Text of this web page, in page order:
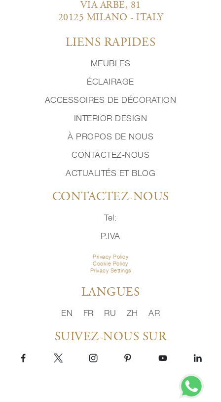
VIA ARBE, 81
20125 MILANO - ITALY
LIENS RAPIDES
MEUBLES
ÉCLAIRAGE
ACCESSOIRES DE DÉCORATION
INTERIOR DESIGN
À PROPOS DE NOUS
CONTACTEZ-NOUS
ACTUALITÉS ET BLOG
CONTACTEZ-NOUS
Tel:
P.IVA
Privacy Policy
Cookie Policy
Privacy Settings
LANGUES
EN FR RU ZH AR
SUIVEZ-NOUS SUR